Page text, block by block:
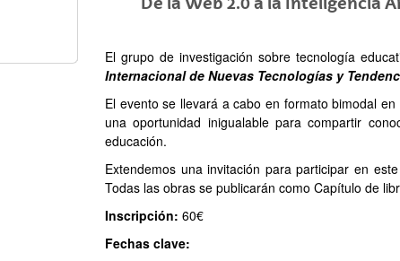
El grupo de investigación sobre tecnología
Internacional de Nuevas Tecnologías y
El evento se llevará a cabo en formato bimodal en
una oportunidad inigualable para compartir
educación.
Extendemos una invitación para participar en
Todas las obras se publicarán como Capítulo de
Inscripción: 60€
Fechas clave: